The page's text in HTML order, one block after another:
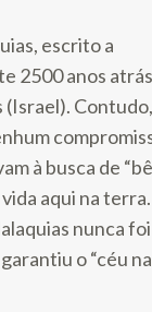
escrito a
2500 anos
(Israel).
à busca de
aqui na
nunca
o “céu